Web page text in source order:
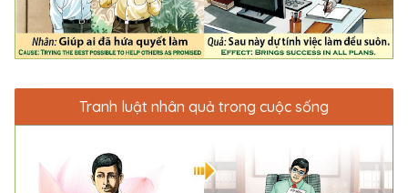
Tranh luật nhân quả trong cuộc sống